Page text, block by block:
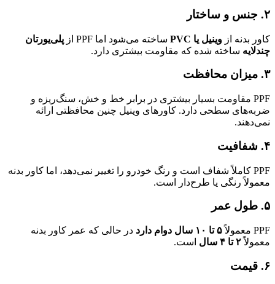
۲. جنس و ساختار
کاور بدنه از وینیل یا PVC ساخته می‌شود اما PPF از
پلی‌یورتان
چندلایه ساخته شده که مقاومت بیشتری دارد.
۳. میزان محافظت
PPF مقاومت بسیار بیشتری در برابر خط و خش، سنگ‌ریزه و
ضربه‌های سطحی دارد. کاورهای وینیل چنین محافظتی ارائه
نمی‌دهند.
۴. شفافیت
PPF کاملاً شفاف است و رنگ خودرو را تغییر نمی‌دهد، اما کاور بدنه
معمولاً رنگی یا طرح‌دار است.
۵. طول عمر
PPF معمولاً ۵ تا ۱۰ سال دوام دارد
در حالی که عمر کاور بدنه
معمولاً۲ تا ۴ سال است.
۶. قیمت